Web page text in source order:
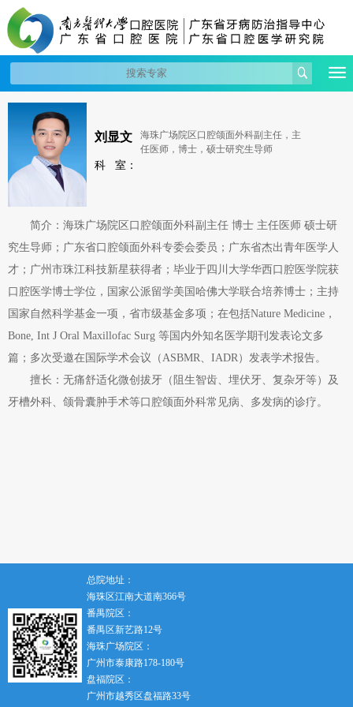
刘显文
海珠广场院区口腔颌面外科副主任，主
任医师，博士，硕士研究生导师
科 室：
简介：海珠广场院区口腔颌面外科副主任 博士 主任医师 硕士研
究生导师；广东省口腔颌面外科专委会委员；广东省杰出青年医学人
才；广州市珠江科技新星获得者；毕业于四川大学华西口腔医学院获
口腔医学博士学位，国家公派留学美国哈佛大学联合培养博士；主持
国家自然科学基金一项，省市级基金多项；在包括Nature Medicine，
Bone, Int J Oral Maxillofac Surg 等国内外知名医学期刊发表论文多
篇；多次受邀在国际学术会议（ASBMR、IADR）发表学术报告。
擅长：无痛舒适化微创拔牙（阻生智齿、埋伏牙、复杂牙等）及
牙槽外科、颌骨囊肿手术等口腔颌面外科常见病、多发病的诊疗。
总院地址：
海珠区江南大道南366号
番禺院区：
番禺区新艺路12号
海珠广场院区：
广州市泰康路178-180号
盘福院区：
广州市越秀区盘福路33号